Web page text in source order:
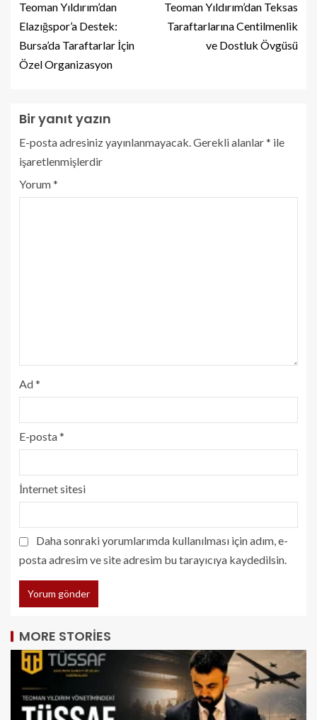
Teoman Yıldırım’dan
Elazığspor’a Destek:
Bursa’da Taraftarlar İçin
Özel Organizasyon
Teoman Yıldırım’dan Teksas
Taraftarlarına Centilmenlik
ve Dostluk Övgüsü
Bir yanıt yazın
E-posta adresiniz yayınlanmayacak.Gerekli alanlar* ile
işaretlenmişlerdir
Yorum*
Ad*
E-posta*
İnternet sitesi
Daha sonraki yorumlarımda kullanılması için adım, e-
posta adresim ve site adresim bu tarayıcıya kaydedilsin.
MORE STORIES